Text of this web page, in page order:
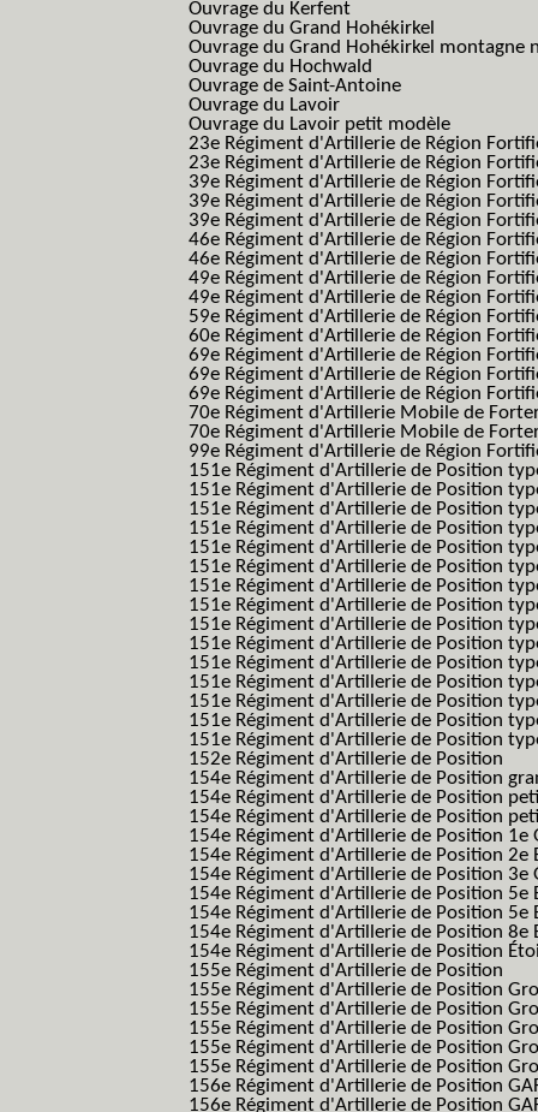
Ouvrage du Kerfent
Ouvrage du Grand Hohékirkel
Ouvrage du Grand Hohékirkel montagne
Ouvrage du Hochwald
Ouvrage de Saint-Antoine
Ouvrage du Lavoir
Ouvrage du Lavoir petit modèle
23e Régiment d'Artillerie de Région
23e Régiment d'Artillerie de Région
39e Régiment d'Artillerie de Région
39e Régiment d'Artillerie de Région
39e Régiment d'Artillerie de Région
46e Régiment d'Artillerie de Région
46e Régiment d'Artillerie de Région
49e Régiment d'Artillerie de Région
49e Régiment d'Artillerie de Région
59e Régiment d'Artillerie de Région
60e Régiment d'Artillerie de Région
69e Régiment d'Artillerie de Région
69e Régiment d'Artillerie de Région
69e Régiment d'Artillerie de Région
70e Régiment d'Artillerie Mobile de
70e Régiment d'Artillerie Mobile de
99e Régiment d'Artillerie de Région
151e Régiment d'Artillerie de Position
151e Régiment d'Artillerie de Position
151e Régiment d'Artillerie de Position
151e Régiment d'Artillerie de Position
151e Régiment d'Artillerie de Position
151e Régiment d'Artillerie de Position
151e Régiment d'Artillerie de Position
151e Régiment d'Artillerie de Position
151e Régiment d'Artillerie de Position
151e Régiment d'Artillerie de Position
151e Régiment d'Artillerie de Position
151e Régiment d'Artillerie de Position
151e Régiment d'Artillerie de Position
151e Régiment d'Artillerie de Position
151e Régiment d'Artillerie de Position
152e Régiment d'Artillerie de Position
154e Régiment d'Artillerie de Position
154e Régiment d'Artillerie de Position
154e Régiment d'Artillerie de Position
154e Régiment d'Artillerie de Position 1e
154e Régiment d'Artillerie de Position 2e
154e Régiment d'Artillerie de Position 3e
154e Régiment d'Artillerie de Position 5e
154e Régiment d'Artillerie de Position 5e
154e Régiment d'Artillerie de Position 8e
154e Régiment d'Artillerie de Position
155e Régiment d'Artillerie de Position
155e Régiment d'Artillerie de Position
155e Régiment d'Artillerie de Position
155e Régiment d'Artillerie de Position
155e Régiment d'Artillerie de Position
155e Régiment d'Artillerie de Position
156e Régiment d'Artillerie de Position
156e Régiment d'Artillerie de Position